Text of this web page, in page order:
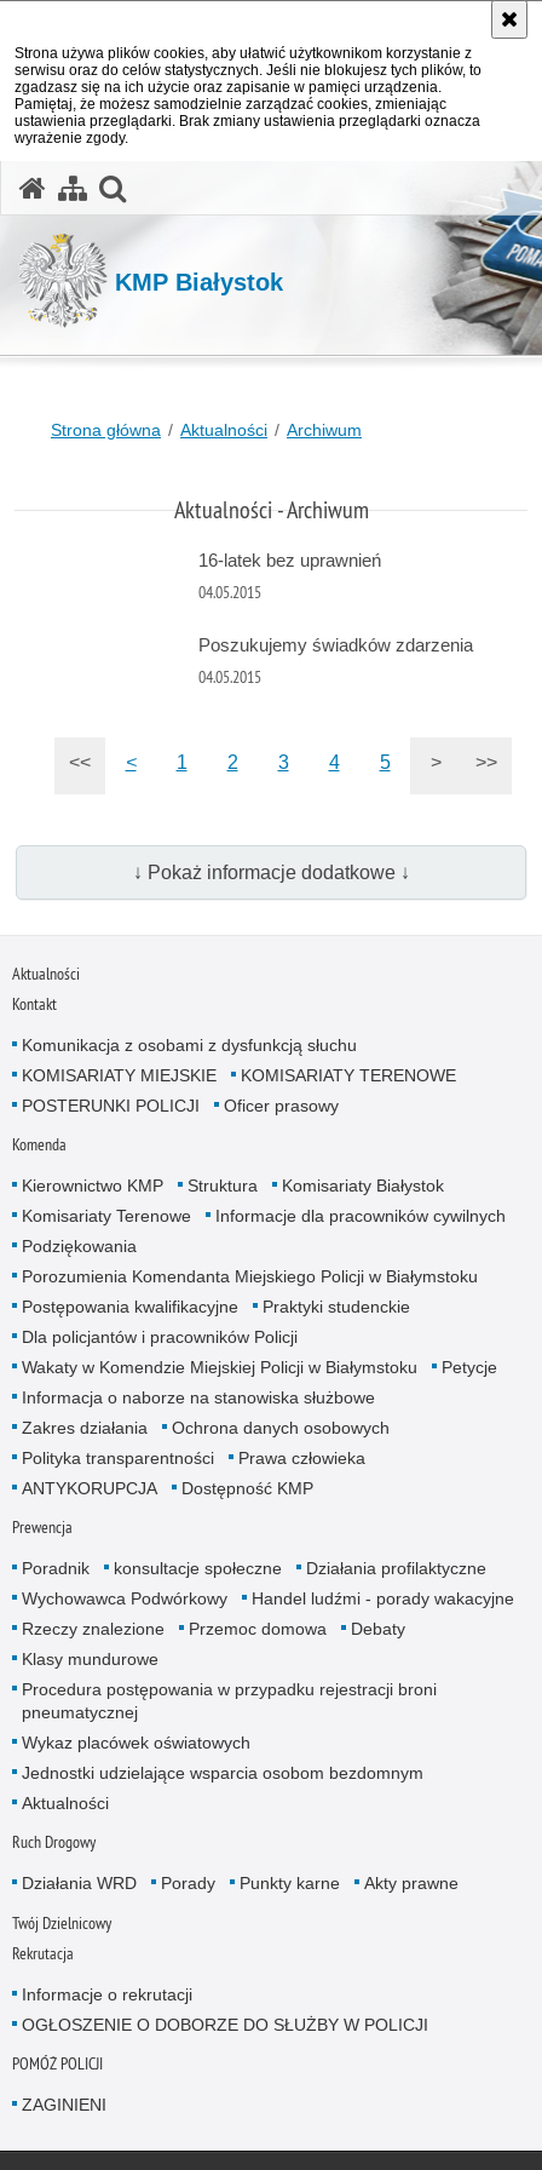
Strona używa plików cookies, aby ułatwić użytkownikom korzystanie z
serwisu oraz do celów statystycznych. Jeśli nie blokujesz tych plików, to
zgadzasz się na ich użycie oraz zapisanie w pamięci urządzenia.
Pamiętaj, że możesz samodzielnie zarządzać cookies, zmieniając
ustawienia przeglądarki. Brak zmiany ustawienia przeglądarki oznacza
wyrażenie zgody.
KMP Białystok
Strona główna Aktualności Archiwum
Aktualności - Archiwum
16-latek bez uprawnień
04.05.2015
Poszukujemy świadków zdarzenia
04.05.2015
<< < 1 2 3 4 5 > >>
↓ Pokaż informacje dodatkowe ↓
Aktualności
Kontakt
Komunikacja z osobami z dysfunkcją słuchu
KOMISARIATY MIEJSKIE
KOMISARIATY TERENOWE
POSTERUNKI POLICJI
Oficer prasowy
Komenda
Kierownictwo KMP Struktura
Komisariaty Białystok
Komisariaty Terenowe
Informacje dla pracowników cywilnych
Podziękowania
Porozumienia Komendanta Miejskiego Policji w Białymstoku
Postępowania kwalifikacyjne
Praktyki studenckie
Dla policjantów i pracowników Policji
Wakaty w Komendzie Miejskiej Policji w Białymstoku
Petycje
Informacja o naborze na stanowiska służbowe
Zakres działania
Ochrona danych osobowych
Polityka transparentności
Prawa człowieka
ANTYKORUPCJA
Dostępność KMP
Prewencja
Poradnik konsultacje społeczne
Działania profilaktyczne
Wychowawca Podwórkowy
Handel ludźmi - porady wakacyjne
Rzeczy znalezione
Przemoc domowa
Debaty
Klasy mundurowe
Procedura postępowania w przypadku rejestracji broni
pneumatycznej
Wykaz placówek oświatowych
Jednostki udzielające wsparcia osobom bezdomnym
Aktualności
Ruch Drogowy
Działania WRD Porady Punkty karne Akty prawne
Twój Dzielnicowy
Rekrutacja
Informacje o rekrutacji
OGŁOSZENIE O DOBORZE DO SŁUŻBY W POLICJI
POMÓŻ POLICJI
ZAGINIENI